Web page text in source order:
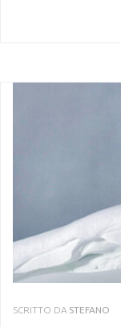
SCRITTO DA STEFANO